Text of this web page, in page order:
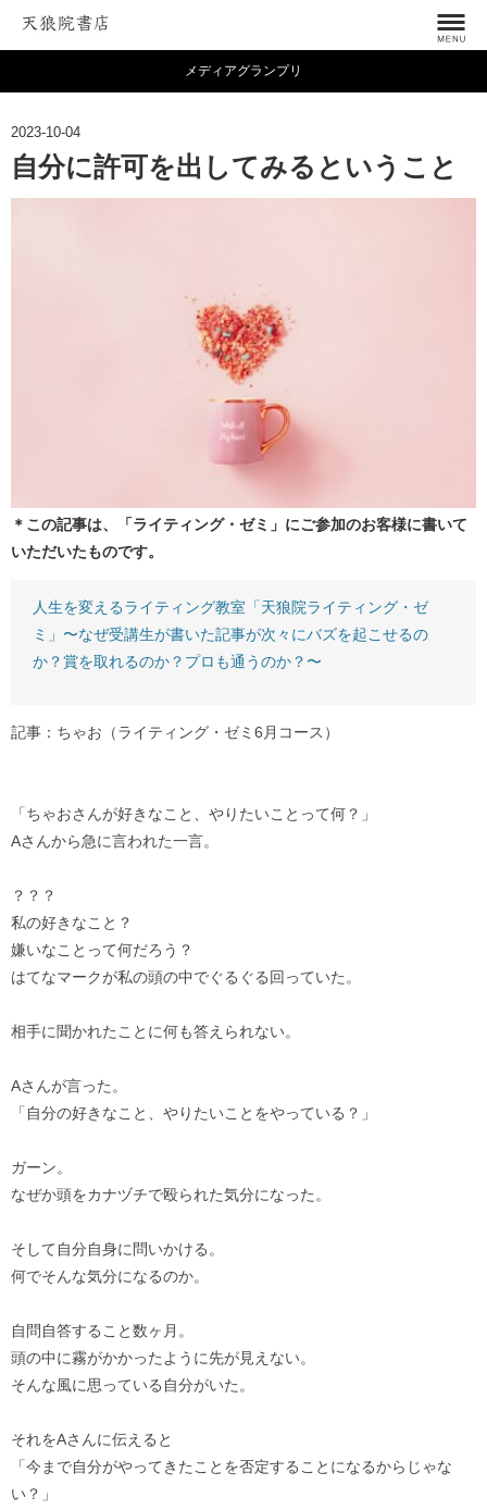
メディアグランプリ
2023-10-04
自分に許可を出してみるということ
＊この記事は、「ライティング・ゼミ」にご参加のお客様に書いて
いただいたものです。
人生を変えるライティング教室「天狼院ライティング・ゼ
ミ」〜なぜ受講生が書いた記事が次々にバズを起こせるの
か？賞を取れるのか？プロも通うのか？〜
記事：ちゃお（ライティング・ゼミ6月コース）
「ちゃおさんが好きなこと、やりたいことって何？」
Aさんから急に言われた一言。
？？？
私の好きなこと？
嫌いなことって何だろう？
はてなマークが私の頭の中でぐるぐる回っていた。
相手に聞かれたことに何も答えられない。
Aさんが言った。
「自分の好きなこと、やりたいことをやっている？」
ガーン。
なぜか頭をカナヅチで殴られた気分になった。
そして自分自身に問いかける。
何でそんな気分になるのか。
自問自答すること数ヶ月。
頭の中に霧がかかったように先が見えない。
そんな風に思っている自分がいた。
それをAさんに伝えると
「今まで自分がやってきたことを否定することになるからじゃな
い？」